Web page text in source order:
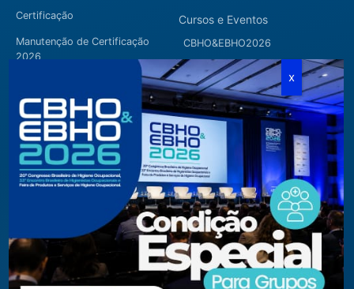
Certificação
Manutenção de Certificação
2026
Cursos e Eventos
CBHO&EBHO2026
Cursos Modulares
Eventos Apoiados
Eventos Regionais
Loja
Fone/Fax: